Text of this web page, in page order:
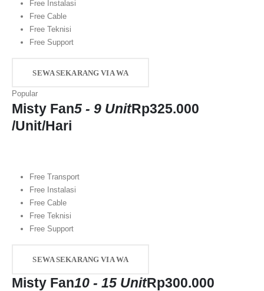
Free Instalasi
Free Cable
Free Teknisi
Free Support
SEWA SEKARANG VIA WA
Popular
Misty Fan5 - 9 UnitRp325.000
/Unit/Hari
Free Transport
Free Instalasi
Free Cable
Free Teknisi
Free Support
SEWA SEKARANG VIA WA
Misty Fan10 - 15 UnitRp300.000